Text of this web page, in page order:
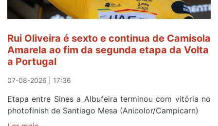
quinto
lugar
Beja
e
Elvas
Rui Oliveira é sexto e continua de Camisola
Amarela ao fim da segunda etapa da Volta
a Portugal
07-08-2026 | 17:36
Etapa entre Sines a Albufeira terminou com vitória no
photofinish de Santiago Mesa (Anicolor/Campicarn)